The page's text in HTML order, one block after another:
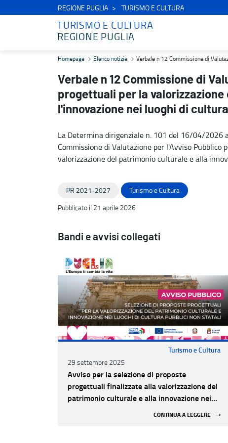
REGIONE PUGLIA TURISMO E CULTURA
TURISMO E CULTURA
REGIONE PUGLIA
Verbale n 12 Commissione di Valutazione - Avviso Pubblico
Homepage Elenco notizie Verbale n 12 Commissione di
Verbale n 12 Commissione di
progettuali per la
l'innovazione nei luoghi di
La Determina dirigenziale n. 101 del 16/04/2026
Commissione di Valutazione per l'Avviso
valorizzazione del patrimonio culturale e alla
PR 2021-2027
Turismo e Cultura
Pubblicato il 21 aprile 2026
Bandi e avvisi collegati
Turismo e Cultura
29 settembre 2025
Avviso per la selezione di proposte
progettuali finalizzate alla valorizzazione del
patrimonio culturale e alla innovazione nei
CONTINUA A LEGGERE